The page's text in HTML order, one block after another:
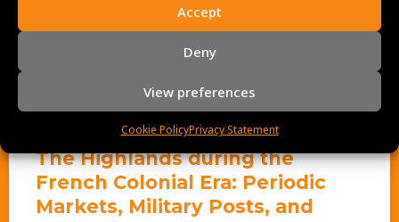
Accept
Deny
View preferences
Cookie PolicyPrivacy Statement
The Highlands during the
French Colonial Era: Periodic
Markets, Military Posts, and